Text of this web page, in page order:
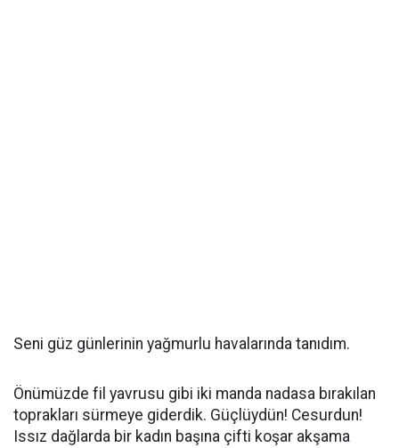
Seni güz günlerinin yağmurlu havalarında tanıdım.
Önümüzde fil yavrusu gibi iki manda nadasa bırakılan
toprakları sürmeye giderdik. Güçlüydün! Cesurdun!
Issız dağlarda bir kadın başına çifti koşar akşama